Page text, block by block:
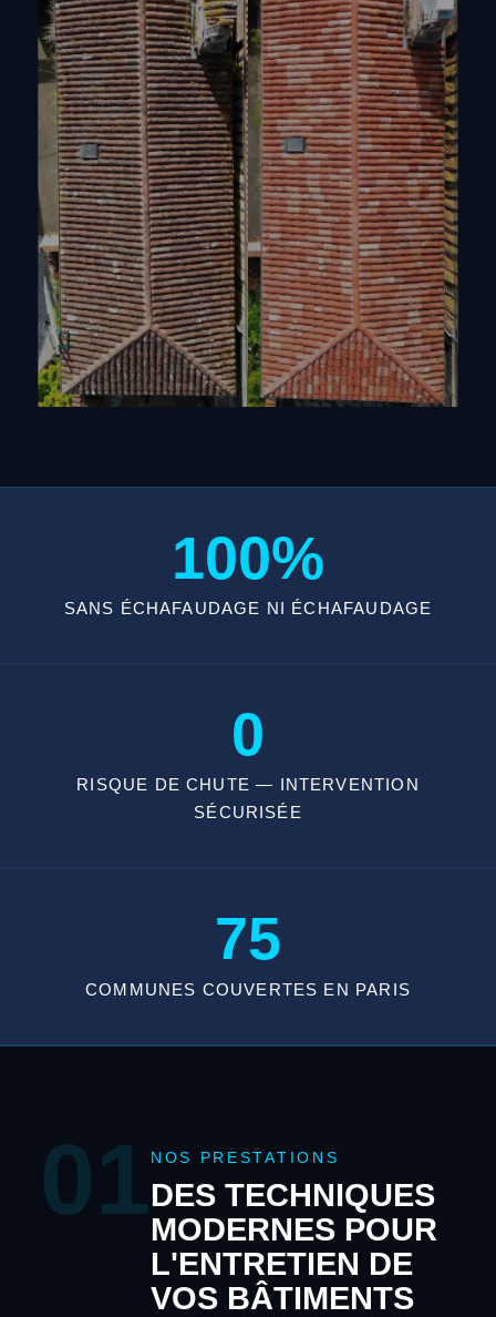
100%
SANS ÉCHAFAUDAGE NI ÉCHAFAUDAGE
0
RISQUE DE CHUTE — INTERVENTION
SÉCURISÉE
75
COMMUNES COUVERTES EN PARIS
01 NOS PRESTATIONS
DES TECHNIQUES
MODERNES POUR
L'ENTRETIEN DE
VOS BÂTIMENTS